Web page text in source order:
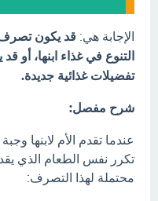
الإجابة هي: قد يكون تصرف
التنوع في غذاء ابنها،
تفضيلات غذائية جديدة.
شرح مفصل:
عندما تقدم الأم لابنها
تكرر نفس الطعام الذي
محتملة لهذا التصرف: